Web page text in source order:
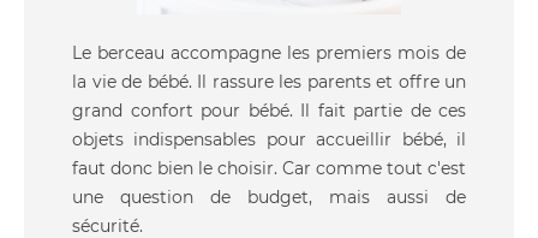
Le berceau accompagne les premiers mois de
la vie de bébé. Il rassure les parents et offre un
grand confort pour bébé. Il fait partie de ces
objets indispensables pour accueillir bébé, il
faut donc bien le choisir. Car comme tout c'est
une question de budget, mais aussi de
sécurité.